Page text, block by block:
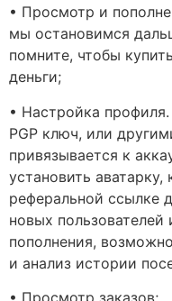
• Просмотр и
мы остановимся
помните, чтобы
деньги;
• Настройка
PGP ключ, или
привязывается к
установить
реферальной ссылке
новых
пополнения,
и анализ истории